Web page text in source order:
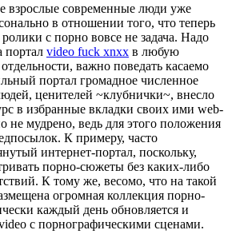
взрослые современные люди уже
в отношении того, что теперь
с порно вовсе не задача. Надо
портал video fuck xnxx в любую
важно поведать касаемо
портал громадное численное
ценителей ~клубнички~, внесло
в избранные вкладки своих ими web-
не мудрено, ведь для этого положения
К примеру, часто
интернет-портал, поскольку,
порно-сюжеты без каких-либо
К тому же, весомо, что на такой
огромная коллекция порно-
каждый день обновляется и
с порнографическими сценами.